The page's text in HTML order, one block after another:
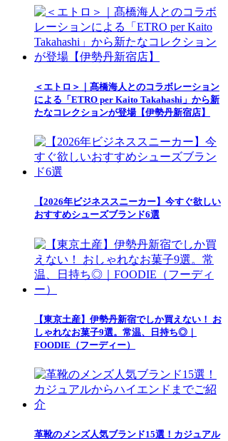
＜エトロ＞｜髙橋海人とのコラボレーション
による「ETRO per Kaito Takahashi」から新
たなコレクションが登場【伊勢丹新宿店】
【2026年ビジネススニーカー】今すぐ欲しい
おすすめシューズブランド6選
【東京土産】伊勢丹新宿でしか買えない！ お
しゃれなお菓子9選。常温、日持ち◎｜
FOODIE（フーディー）
革靴のメンズ人気ブランド15選！カジュアル